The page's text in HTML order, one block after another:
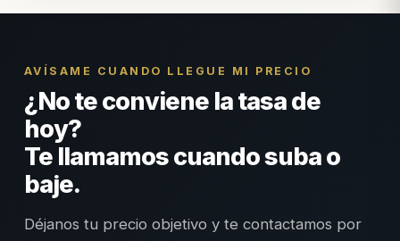
AVÍSAME CUANDO LLEGUE MI PRECIO
¿No te conviene la tasa de
hoy?
Te llamamos cuando suba o
baje.
Déjanos tu precio objetivo y te contactamos por